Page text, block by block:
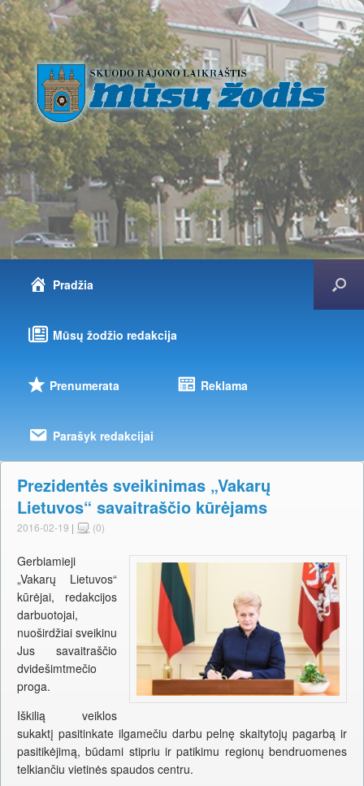
Pradžia
Mūsų žodžio redakcija
Prenumerata Reklama
Parašyk redakcijai
Prezidentės sveikinimas „Vakarų
Lietuvos“ savaitraščio kūrėjams
2016-02-19 | (0)
Gerbiamieji
„Vakarų Lietuvos“
kūrėjai, redakcijos
darbuotojai,
nuoširdžiai sveikinu
Jus savaitraščio
dvidešimtmečio
proga.
Iškilią veiklos
sukaktį pasitinkate ilgamečiu darbu pelnę skaitytojų pagarbą ir
pasitikėjimą, būdami stipriu ir patikimu regionų bendruomenes
telkiančiu vietinės spaudos centru.